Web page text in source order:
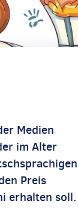
Medien
im Alter
Preis
erhalten soll.